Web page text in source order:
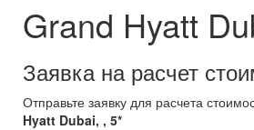
Grand Hyatt
Заявка на расчет
Отправьте заявку для расчета
Hyatt Dubai, , 5*